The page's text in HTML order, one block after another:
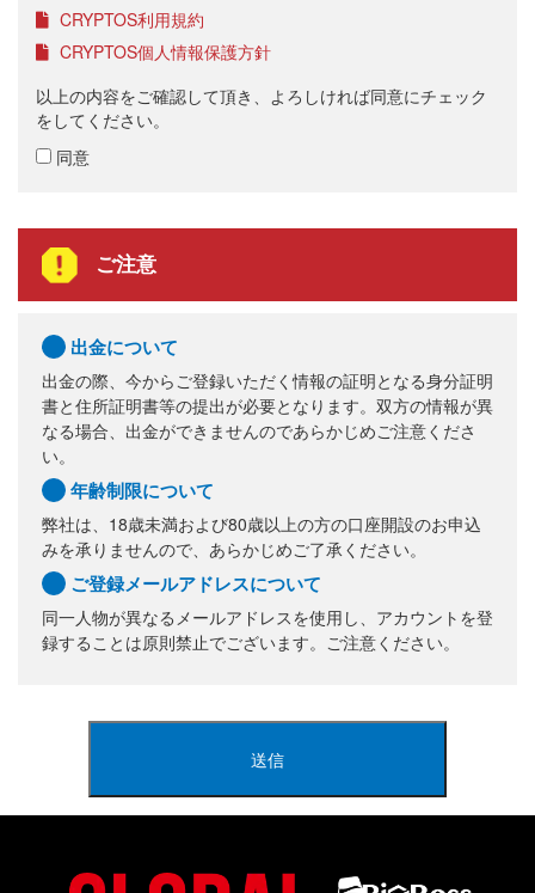
CRYPTOS利用規約
CRYPTOS個人情報保護方針
以上の内容をご確認して頂き、よろしければ同意にチェック
をしてください。
同意
ご注意
出金について
出金の際、今からご登録いただく情報の証明となる身分証明
書と住所証明書等の提出が必要となります。双方の情報が異
なる場合、出金ができませんのであらかじめご注意くださ
い。
年齢制限について
弊社は、18歳未満および80歳以上の方の口座開設のお申込
みを承りませんので、あらかじめご了承ください。
ご登録メールアドレスについて
同一人物が異なるメールアドレスを使用し、アカウントを登
録することは原則禁止でございます。ご注意ください。
送信